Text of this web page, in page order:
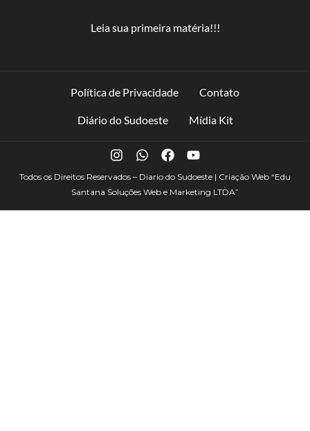
Leia sua primeira matéria!!!
Política de Privacidade Contato
Diário do Sudoeste Mídia Kit
Todos os Direitos Reservados – Diario do Sudoeste | Criação Web “Edu
Santana Soluções Web e Marketing LTDA”